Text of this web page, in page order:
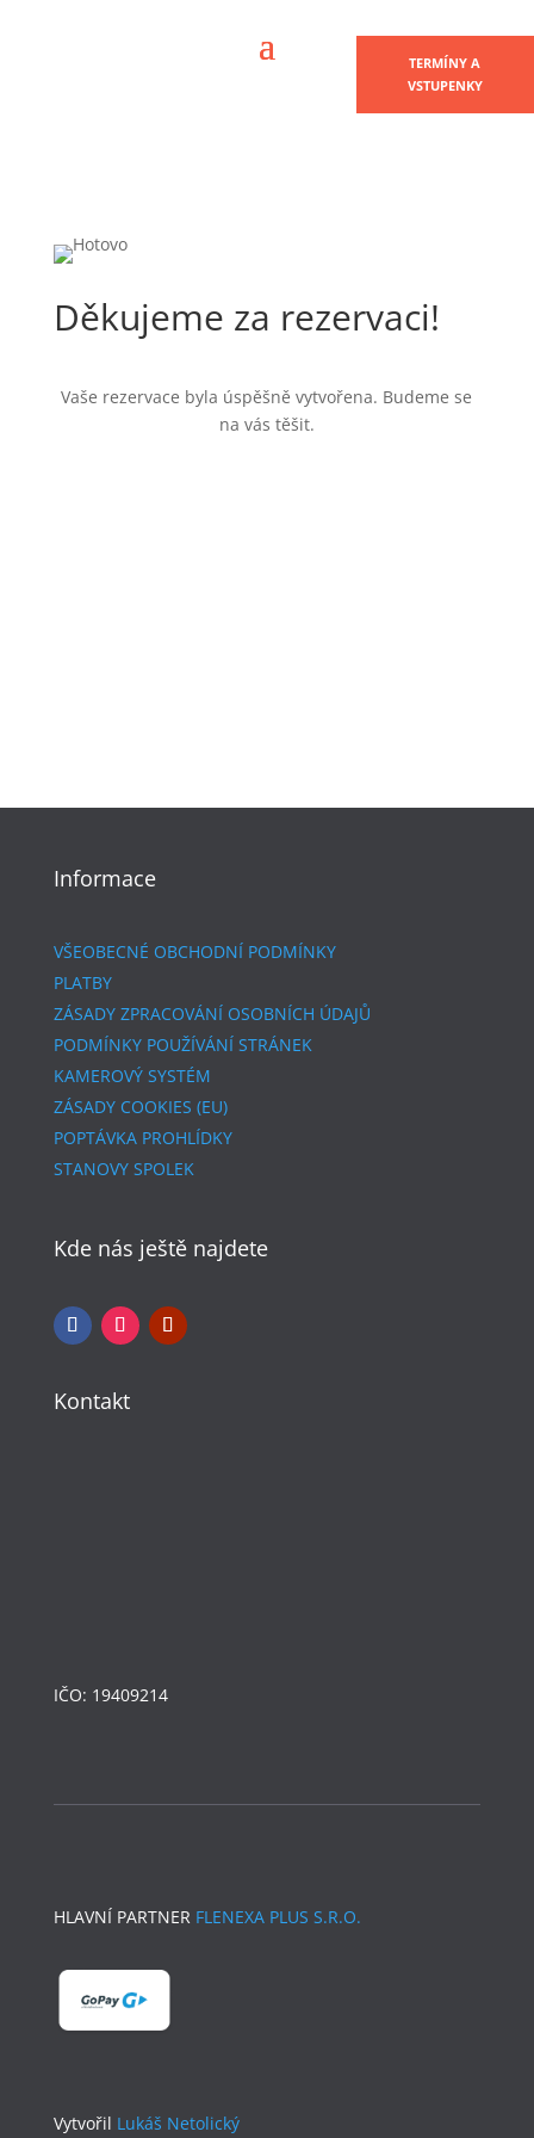
TERMÍNY A
VSTUPENKY
Děkujeme za rezervaci!
Vaše rezervace byla úspěšně vytvořena. Budeme se
na vás těšit.
Informace
VŠEOBECNÉ OBCHODNÍ PODMÍNKY
PLATBY
ZÁSADY ZPRACOVÁNÍ OSOBNÍCH ÚDAJŮ
PODMÍNKY POUŽÍVÁNÍ STRÁNEK
KAMEROVÝ SYSTÉM
ZÁSADY COOKIES (EU)
POPTÁVKA PROHLÍDKY
STANOVY SPOLEK
Kde nás ještě najdete
Kontakt
IČO: 19409214
HLAVNÍ PARTNER FLENEXA PLUS S.R.O.
Vytvořil Lukáš Netolický